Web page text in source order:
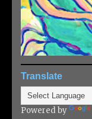
Translate
Powered by